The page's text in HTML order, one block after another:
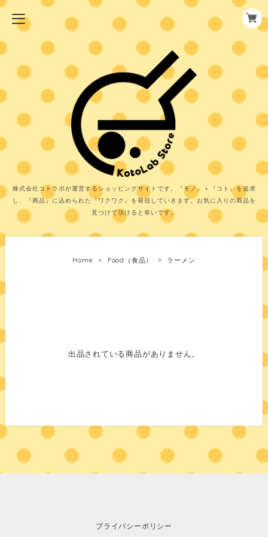
株式会社コトラボが運営するショッピングサイトです。『モノ』＋『コト』を追求
し、『商品』に込められた『ワクワク』を発信していきます。お気に入りの商品を
見つけて頂けると幸いです。
Home Food（食品） ラーメン
出品されている商品がありません。
プライバシーポリシー